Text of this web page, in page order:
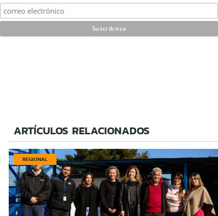
ARTÍCULOS RELACIONADOS
REGIONAL